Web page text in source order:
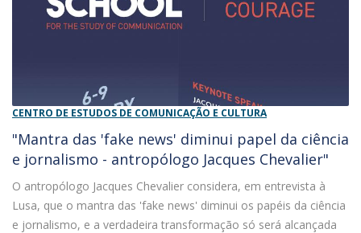
CENTRO DE ESTUDOS DE COMUNICAÇÃO E CULTURA
"Mantra das 'fake news' diminui papel da ciência
e jornalismo - antropólogo Jacques Chevalier"
O antropólogo Jacques Chevalier considera, em entrevista à
Lusa, que o mantra das 'fake news' diminui os papéis da ciência
e jornalismo, e a verdadeira transformação só será alcançada